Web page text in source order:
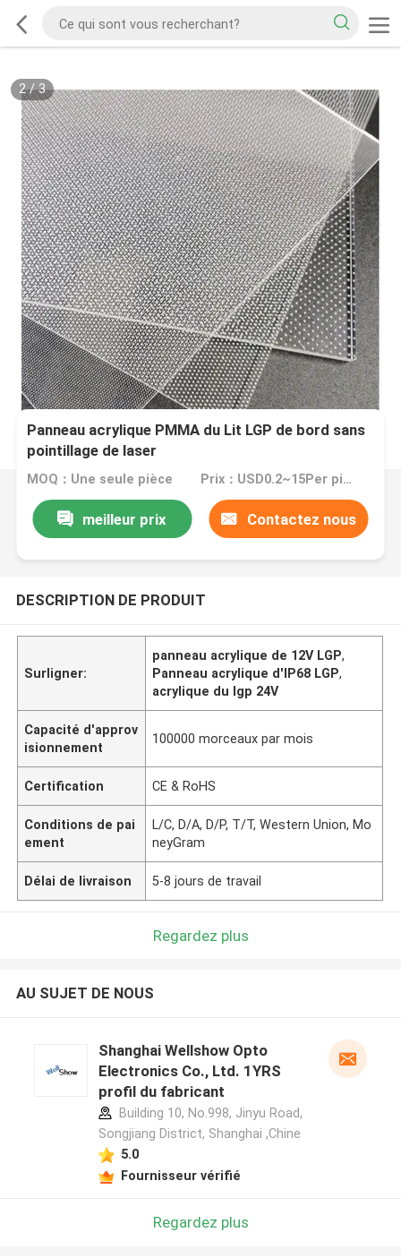
2/3
Panneau acrylique PMMA du Lit LGP de bord sans
pointillage de laser
MOQ：Une seule pièce Prix：USD0.2~15Per piece
meilleur prix Contactez nous
DESCRIPTION DE PRODUIT
Surligner:
panneau acrylique de 12V LGP,
Panneau acrylique d'IP68 LGP,
acrylique du lgp 24V
Capacité d'approv
isionnement
100000 morceaux par mois
Certification CE & RoHS
Conditions de pai
ement
L/C, D/A, D/P, T/T, Western Union, Mo
neyGram
Délai de livraison 5-8 jours de travail
Regardez plus
AU SUJET DE NOUS
Shanghai Wellshow Opto
Electronics Co., Ltd. 1YRS
profil du fabricant
Building 10, No.998, Jinyu Road,
Songjiang District, Shanghai ,Chine
5.0
Fournisseur vérifié
Regardez plus